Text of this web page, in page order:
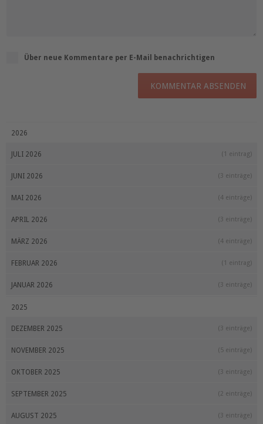
Über neue Kommentare per E-Mail benachrichtigen
KOMMENTAR ABSENDEN
2026
JULI 2026 (1 eintrag)
JUNI 2026 (3 einträge)
MAI 2026 (4 einträge)
APRIL 2026 (3 einträge)
MÄRZ 2026 (4 einträge)
FEBRUAR 2026 (1 eintrag)
JANUAR 2026 (3 einträge)
2025
DEZEMBER 2025 (3 einträge)
NOVEMBER 2025 (5 einträge)
OKTOBER 2025 (3 einträge)
SEPTEMBER 2025 (2 einträge)
AUGUST 2025 (3 einträge)